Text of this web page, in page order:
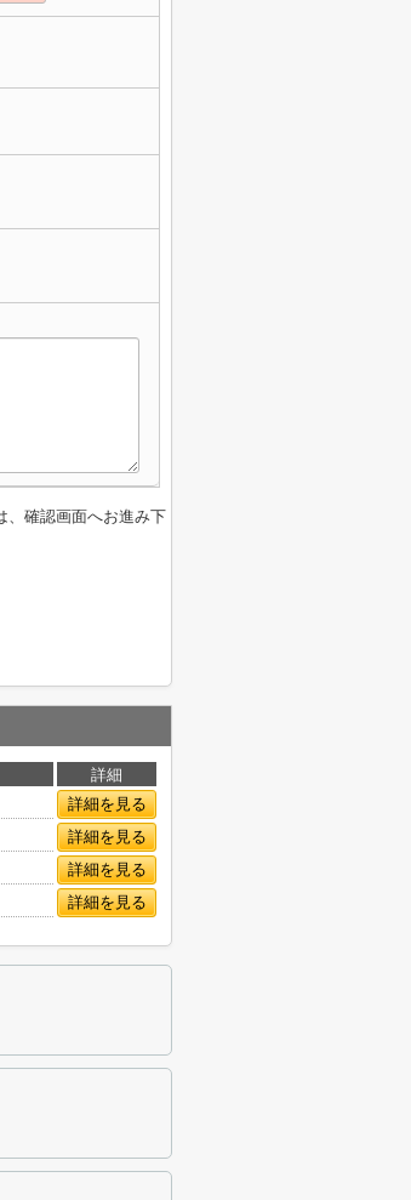
、確認画面へお進み下
詳細
詳細を見る
詳細を見る
詳細を見る
詳細を見る